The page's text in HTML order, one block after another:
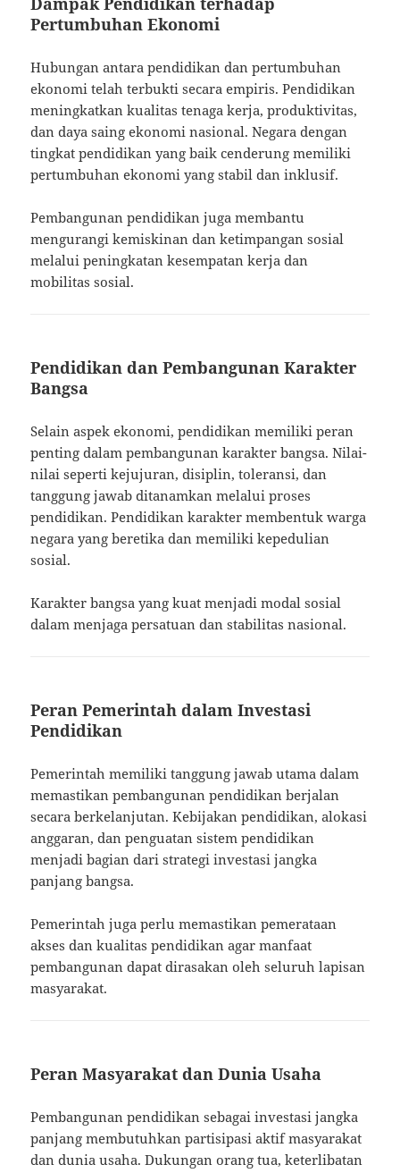
Pertumbuhan Ekonomi
Hubungan antara pendidikan dan pertumbuhan
ekonomi telah terbukti secara empiris. Pendidikan
meningkatkan kualitas tenaga kerja, produktivitas,
dan daya saing ekonomi nasional. Negara dengan
tingkat pendidikan yang baik cenderung memiliki
pertumbuhan ekonomi yang stabil dan inklusif.
Pembangunan pendidikan juga membantu
mengurangi kemiskinan dan ketimpangan sosial
melalui peningkatan kesempatan kerja dan
mobilitas sosial.
Pendidikan dan Pembangunan Karakter
Bangsa
Selain aspek ekonomi, pendidikan memiliki peran
penting dalam pembangunan karakter bangsa. Nilai-
nilai seperti kejujuran, disiplin, toleransi, dan
tanggung jawab ditanamkan melalui proses
pendidikan. Pendidikan karakter membentuk warga
negara yang beretika dan memiliki kepedulian
sosial.
Karakter bangsa yang kuat menjadi modal sosial
dalam menjaga persatuan dan stabilitas nasional.
Peran Pemerintah dalam Investasi
Pendidikan
Pemerintah memiliki tanggung jawab utama dalam
memastikan pembangunan pendidikan berjalan
secara berkelanjutan. Kebijakan pendidikan, alokasi
anggaran, dan penguatan sistem pendidikan
menjadi bagian dari strategi investasi jangka
panjang bangsa.
Pemerintah juga perlu memastikan pemerataan
akses dan kualitas pendidikan agar manfaat
pembangunan dapat dirasakan oleh seluruh lapisan
masyarakat.
Peran Masyarakat dan Dunia Usaha
Pembangunan pendidikan sebagai investasi jangka
panjang membutuhkan partisipasi aktif masyarakat
dan dunia usaha. Dukungan orang tua, keterlibatan